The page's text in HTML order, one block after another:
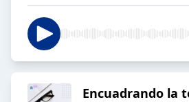
Encuadrando la